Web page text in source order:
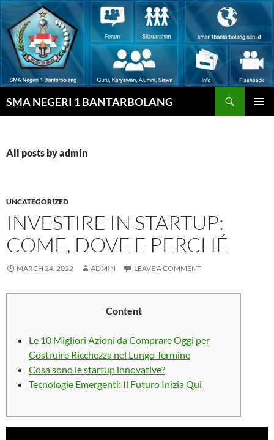
Skip
content
SMA NEGERI 1 BANTARBOLANG
All posts by admin
UNCATEGORIZED
INVESTIRE IN STARTUP:
COME, DOVE E PERCHÉ
MARCH 24, 2022 ADMIN LEAVE A COMMENT
Content
Le 10 Migliori Azioni da Comprare Oggi per
Costruire Ricchezza nel Lungo Termine
Cosa sono le startup innovative?
Tecnologie Emergenti: Il Futuro Inizia Qui